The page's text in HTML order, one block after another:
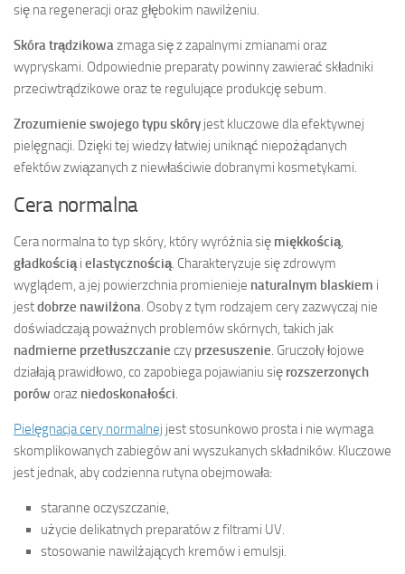
się na regeneracji oraz głębokim nawilżeniu.
Skóra trądzikowazmaga się z zapalnymi zmianami oraz
wypryskami. Odpowiednie preparaty powinny zawierać składniki
przeciwtrądzikowe oraz te regulujące produkcję sebum.
Zrozumienie swojego typu skóry jest kluczowe dla efektywnej
pielęgnacji. Dzięki tej wiedzy łatwiej uniknąć niepożądanych
efektów związanych z niewłaściwie dobranymi kosmetykami.
Cera normalna
Cera normalna to typ skóry, który wyróżnia się miękkością,
gładkościąi elastycznością. Charakteryzuje się zdrowym
wyglądem, a jej powierzchnia promienieje naturalnym blaskiem i
jestdobrze nawilżona. Osoby z tym rodzajem cery zazwyczaj nie
doświadczają poważnych problemów skórnych, takich jak
nadmierne przetłuszczanie czy przesuszenie. Gruczoły łojowe
działają prawidłowo, co zapobiega pojawianiu się rozszerzonych
porów oraz niedoskonałości.
Pielęgnacja cery normalnej jest stosunkowo prosta i nie wymaga
skomplikowanych zabiegów ani wyszukanych składników. Kluczowe
jest jednak, aby codzienna rutyna obejmowała:
staranne oczyszczanie,
użycie delikatnych preparatów z filtrami UV.
stosowanie nawilżających kremów i emulsji.